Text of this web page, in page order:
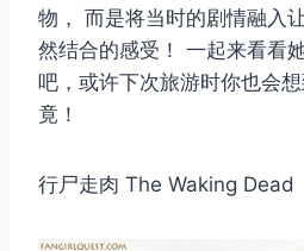
物， 而是将当时的剧情融入
然结合的感受！ 一起来看看
吧，或许下次旅游时你也会
竟！
行尸走肉 The Waking Dead